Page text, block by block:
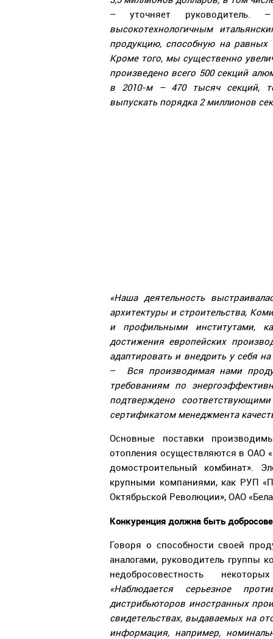
– уточняет
высокотехнологичным
продукцию, способную на
Кроме того, мы существенно
произведено всего 500 секций
в 2010-м – 470 тысяч секций,
выпускать порядка 2 миллионов
«Наша деятельность
архитектуры и строительства,
и профильными институтами,
достижения европейских
адаптировать и внедрить у себя
– Вся производимая нами
требованиям по
подтверждено
сертификатом менеджмента
Основные поставки
отопления осуществляются в ОАО
домостроительный комбинат».
крупными компаниями, как РУП
Октябрьской Революции», ОАО
Конкуренция должна быть
Говоря о способности своей
аналогами, руководитель группы
недобросовестность
«Наблюдается серьезное
дистрибьюторов иностранных
свидетельствах, выдаваемых на
информация, например,